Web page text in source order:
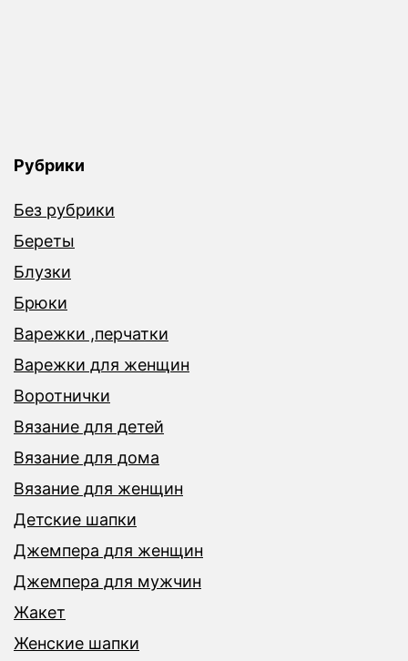
Рубрики
Без рубрики
Береты
Блузки
Брюки
Варежки ,перчатки
Варежки для женщин
Воротнички
Вязание для детей
Вязание для дома
Вязание для женщин
Детские шапки
Джемпера для женщин
Джемпера для мужчин
Жакет
Женские шапки